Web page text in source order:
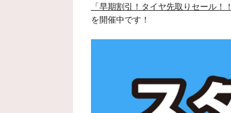
「早期割引！タイヤ先取りセール！！
を開催中です！